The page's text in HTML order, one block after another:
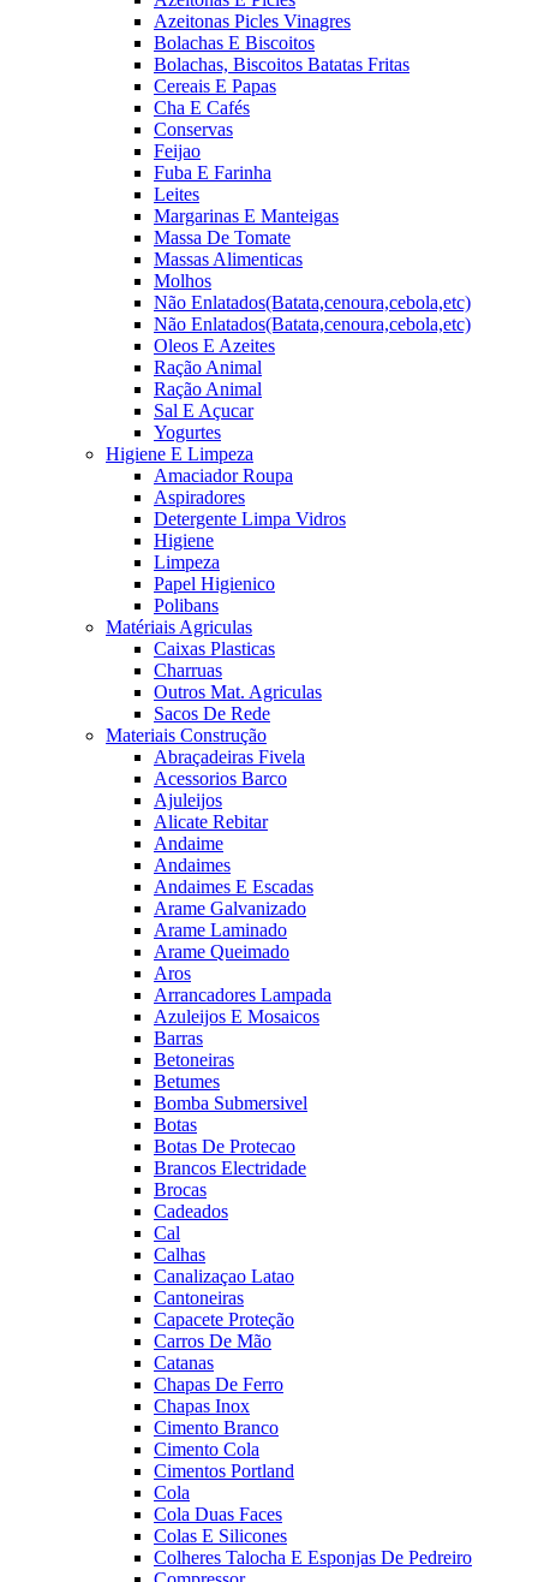
Azeitonas Picles Vinagres
Bolachas E Biscoitos
Bolachas, Biscoitos Batatas Fritas
Cereais E Papas
Cha E Cafés
Conservas
Feijao
Fuba E Farinha
Leites
Margarinas E Manteigas
Massa De Tomate
Massas Alimenticas
Molhos
Não Enlatados(Batata,cenoura,cebola,etc)
Não Enlatados(Batata,cenoura,cebola,etc)
Oleos E Azeites
Ração Animal
Ração Animal
Sal E Açucar
Yogurtes
Higiene E Limpeza
Amaciador Roupa
Aspiradores
Detergente Limpa Vidros
Higiene
Limpeza
Papel Higienico
Polibans
Matériais Agriculas
Caixas Plasticas
Charruas
Outros Mat. Agriculas
Sacos De Rede
Materiais Construção
Abraçadeiras Fivela
Acessorios Barco
Ajuleijos
Alicate Rebitar
Andaime
Andaimes
Andaimes E Escadas
Arame Galvanizado
Arame Laminado
Arame Queimado
Aros
Arrancadores Lampada
Azuleijos E Mosaicos
Barras
Betoneiras
Betumes
Bomba Submersivel
Botas
Botas De Protecao
Brancos Electridade
Brocas
Cadeados
Cal
Calhas
Canalizaçao Latao
Cantoneiras
Capacete Proteção
Carros De Mão
Catanas
Chapas De Ferro
Chapas Inox
Cimento Branco
Cimento Cola
Cimentos Portland
Cola
Cola Duas Faces
Colas E Silicones
Colheres Talocha E Esponjas De Pedreiro